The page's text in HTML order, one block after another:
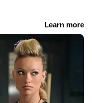
രൂപ
രൂപ
80 രൂപ
രൂപ
80 രൂപ
രൂപ